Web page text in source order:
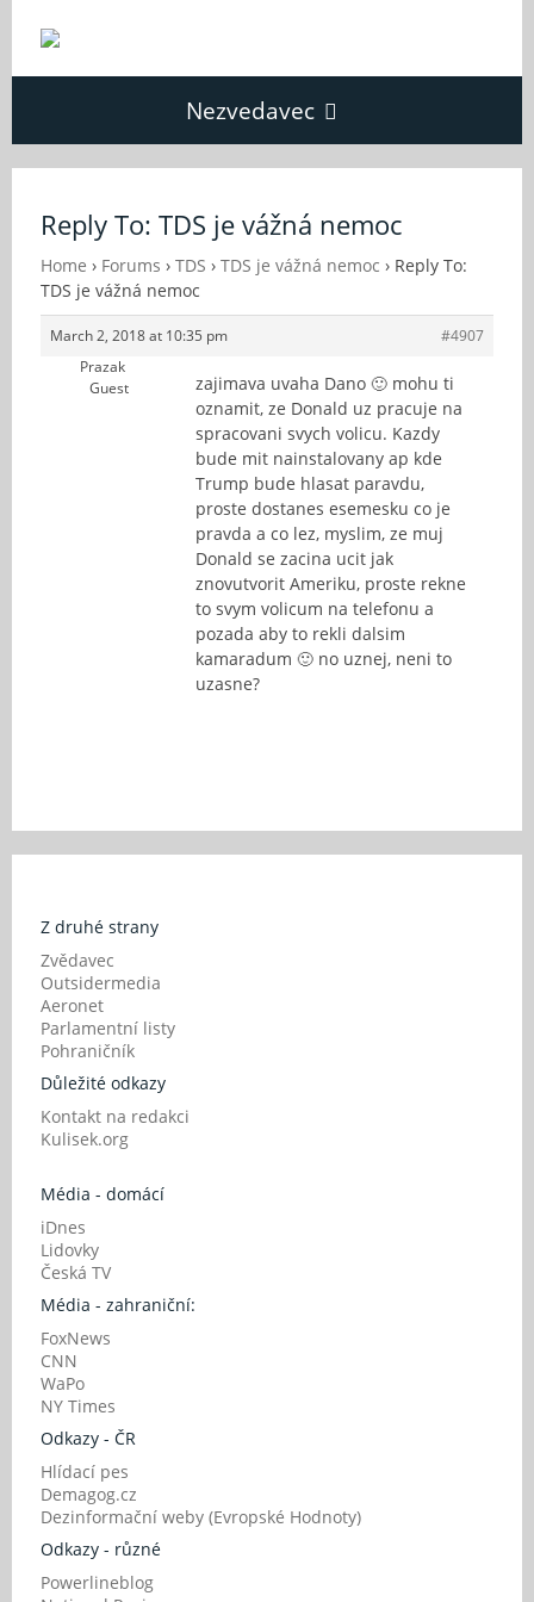
Nezvedavec
Fórum
O Nezvědavci
Kontakt
Reply To: TDS je vážná nemoc
Home › Forums › TDS › TDS je vážná nemoc › Reply To:
TDS je vážná nemoc
March 2, 2018 at 10:35 pm
#4907
Prazak
Guest
zajimava uvaha Dano 🙂 mohu ti
oznamit, ze Donald uz pracuje na
spracovani svych volicu. Kazdy
bude mit nainstalovany ap kde
Trump bude hlasat paravdu,
proste dostanes esemesku co je
pravda a co lez, myslim, ze muj
Donald se zacina ucit jak
znovutvorit Ameriku, proste rekne
to svym volicum na telefonu a
pozada aby to rekli dalsim
kamaradum 🙂 no uznej, neni to
uzasne?
Z druhé strany
Zvědavec
Outsidermedia
Aeronet
Parlamentní listy
Pohraničník
Důležité odkazy
Kontakt na redakci
Kulisek.org
Média - domácí
iDnes
Lidovky
Česká TV
Média - zahraniční:
FoxNews
CNN
WaPo
NY Times
Odkazy - ČR
Hlídací pes
Demagog.cz
Dezinformační weby (Evropské Hodnoty)
Odkazy - různé
Powerlineblog